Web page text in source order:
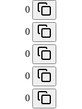
0
0
0
0
0